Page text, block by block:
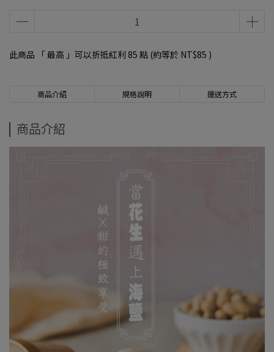
此商品 「 最高 」可以折抵紅利 85 點 (約等於 NT$85 )
商品介紹 規格說明 運送方式
商品介紹